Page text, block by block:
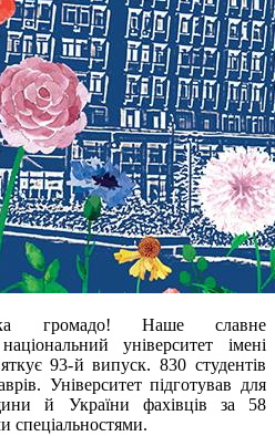
громадо! Наше славне
університет імені
93-й випуск. 830 студентів
Університет підготував для
й України фахівців за 58
спеціальностями.